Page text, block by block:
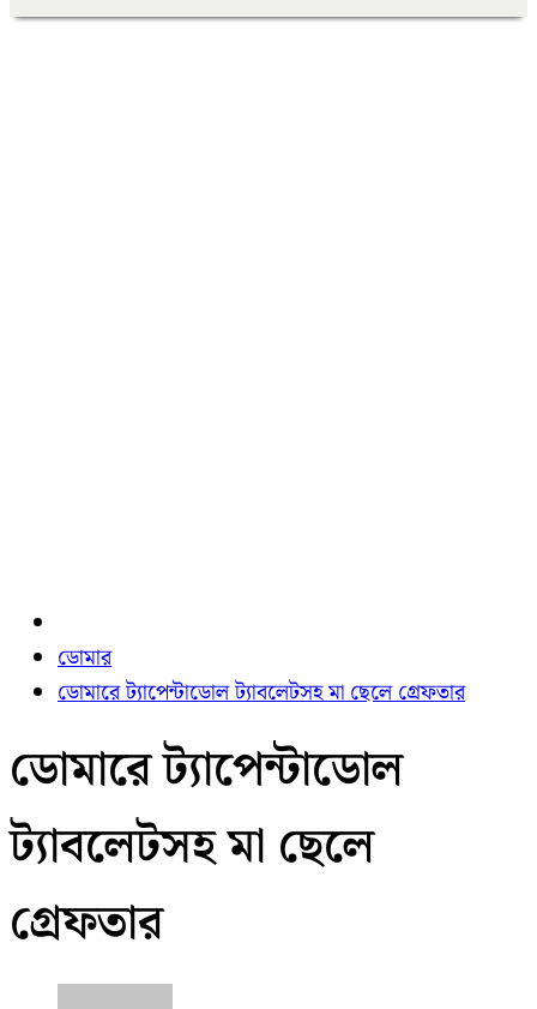
ডোমার
ডোমারে ট্যাপেন্টাডোল ট্যাবলেটসহ মা ছেলে গ্রেফতার
ডোমারে ট্যাপেন্টাডোল
ট্যাবলেটসহ মা ছেলে
গ্রেফতার